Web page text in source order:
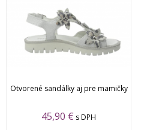
Otvorené sandálky aj pre mamičky
45,90 € s DPH